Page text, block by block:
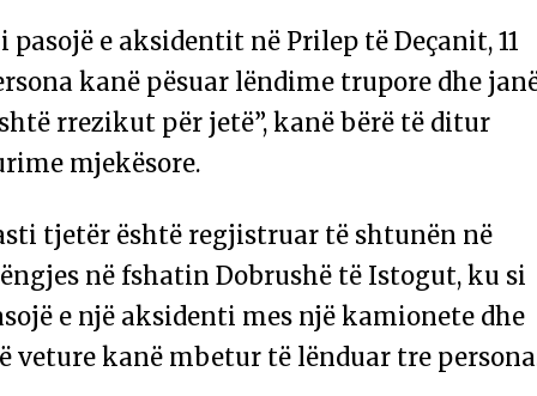
pasojë e aksidentit në Prilep të Deçanit, 11
kanë pësuar lëndime trupore dhe
rrezikut për jetë”, kanë bërë të ditur
mjekësore.
tjetër është regjistruar të shtunën në
në fshatin Dobrushë të Istogut, ku si
e një aksidenti mes një kamionete dhe
veture kanë mbetur të lënduar tre